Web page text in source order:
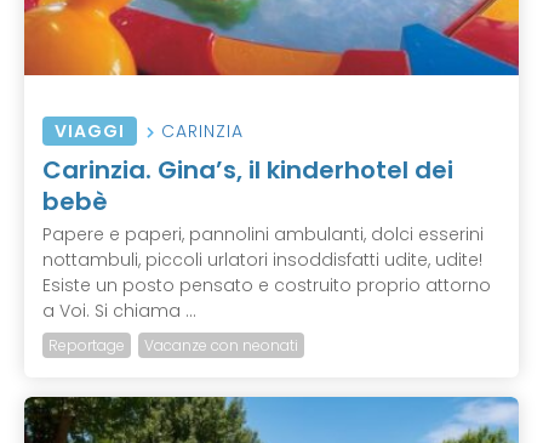
VIAGGI CARINZIA
Carinzia. Gina’s, il kinderhotel dei
bebè
Papere e paperi, pannolini ambulanti, dolci esserini
nottambuli, piccoli urlatori insoddisfatti udite, udite!
Esiste un posto pensato e costruito proprio attorno
a Voi. Si chiama ...
Reportage Vacanze con neonati